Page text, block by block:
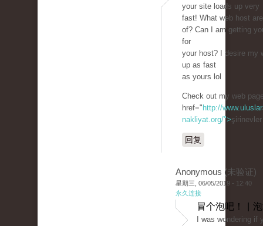
your site loads up very
fast! What web host
of? Can I am getting
for
your host? I desire my
up as fast
as yours lol
Check out my web
href=" http://
nakliyat.org/">
回复
Anonymous (未验证)
星期三, 06/05/2019 - 12:40
永久连接
冒个泡吧！ |
I was wondering if